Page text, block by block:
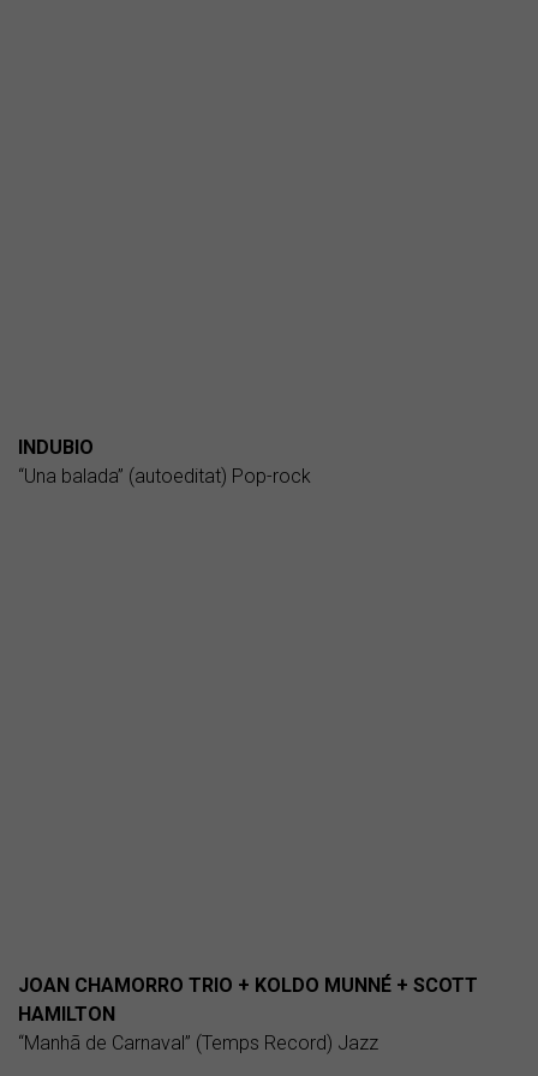
INDUBIO
“Una balada” (autoeditat) Pop-rock
JOAN CHAMORRO TRIO + KOLDO MUNNÉ + SCOTT
HAMILTON
“Manhã de Carnaval” (Temps Record) Jazz